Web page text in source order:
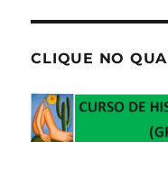
CLIQUE NO